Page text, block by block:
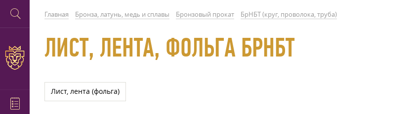
Главная Бронза, латунь, медь и сплавы Бронзовый прокат БрНБТ (круг, проволока, труба)
ЛИСТ, ЛЕНТА, ФОЛЬГА БРНБТ
Лист, лента (фольга)